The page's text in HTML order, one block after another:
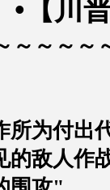
•【川
～～～～
所为付出
的敌人作